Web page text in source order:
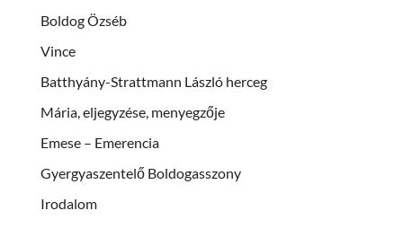
Boldog Özséb
Vince
Batthyány-Strattmann László herceg
Mária, eljegyzése, menyegzője
Emese – Emerencia
Gyergyaszentelő Boldogasszony
Irodalom